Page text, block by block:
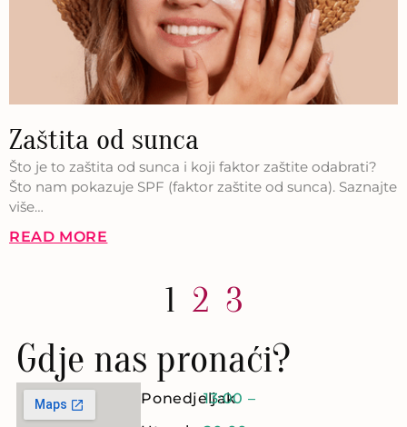
Zaštita od sunca
Što je to zaštita od sunca i koji faktor zaštite odabrati?
Što nam pokazuje SPF (faktor zaštite od sunca). Saznajte
više…
READ MORE
1 2 3
Gdje nas pronaći?
Ponedjeljak
13:00 –